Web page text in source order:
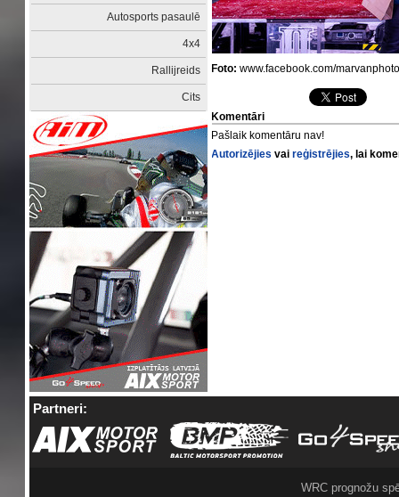
Autosports pasaulē
4x4
Rallijreids
Cits
Foto: www.facebook.com/
Komentāri
Pašlaik komentāru nav!
Autorizējies vaireģistrējies, lai
Partneri:
WRC prognožu